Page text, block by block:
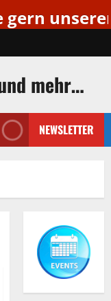
mehr…
NEWSLETTER